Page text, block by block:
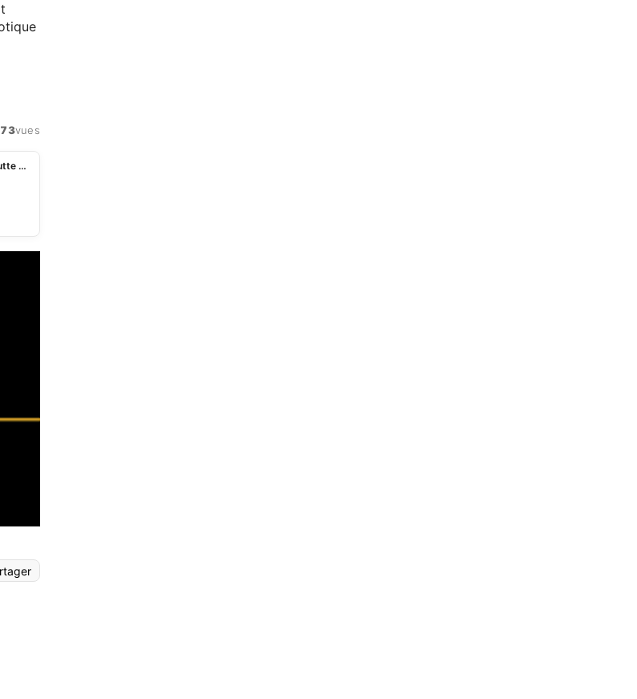
vues
Burkina: création d’un Fonds de soutien patriotique pour financer la lutte anti-terroriste